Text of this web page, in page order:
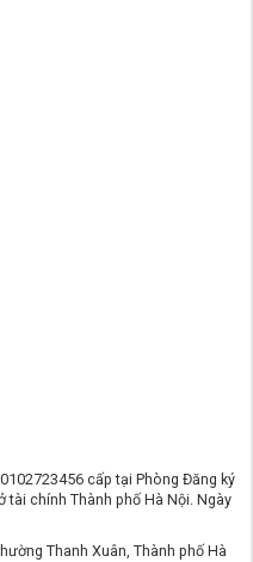
cấp tại Phòng Đăng ký
tài chính Thành phố Hà Nội. Ngày
Thanh Xuân, Thành phố Hà